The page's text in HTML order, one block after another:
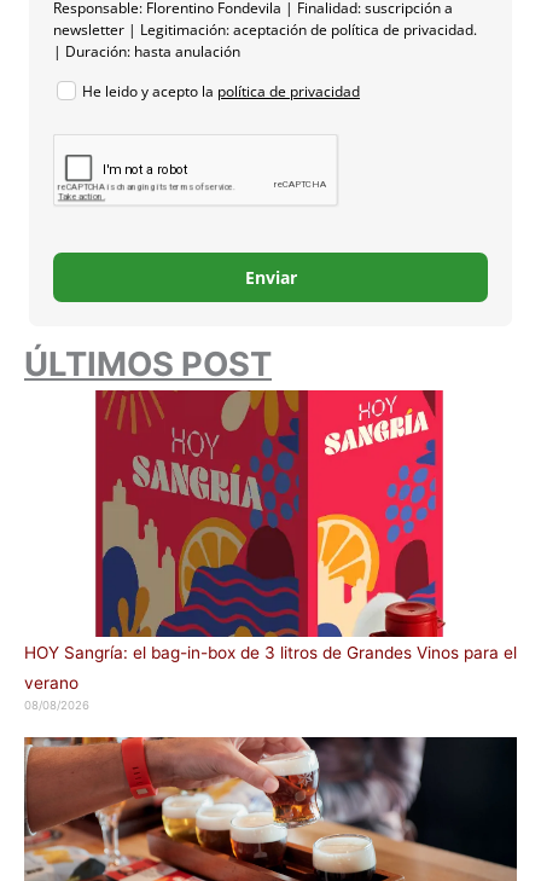
Responsable: Florentino Fondevila | Finalidad: suscripción a
newsletter | Legitimación: aceptación de política de privacidad.
| Duración: hasta anulación
He leido y acepto la política de privacidad
Enviar
ÚLTIMOS POST
HOY Sangría: el bag-in-box de 3 litros de Grandes Vinos para el
verano
08/08/2026